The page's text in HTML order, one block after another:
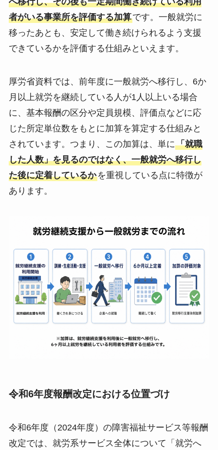
者がいる事業所を評価する加算です。一般就労に
移ったあとも、安定して働き続けられるよう支援
できているかを評価する仕組みといえます。
厚労省資料では、前年度に一般就労へ移行し、6か
月以上就労を継続している人が1人以上いる場合
に、基本報酬の区分や定員規模、評価点などに応
じた所定単位数をもとに加算を算定する仕組みと
されています。つまり、この加算は、単に「就職
した人数」を見るのではなく、一般就労へ移行し
た後に定着しているかを重視している点に特徴が
あります。
令和6年度報酬改定における位置づけ
令和6年度（2024年度）の障害福祉サービス等報酬
改定では、就労系サービス全体について「就労へ